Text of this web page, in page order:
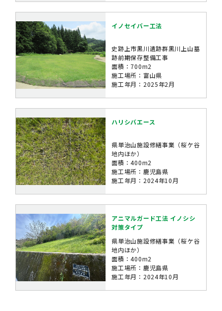
イノセイバー工法
史跡上市黒川遺跡群黒川上山墓
跡前期保存整備工事
面積：700m2
施工場所：富山県
施工年月：2025年2月
ハリシバエース
県単治山施設修繕事業（桜ケ谷
地内ほか）
面積：400m2
施工場所：鹿児島県
施工年月：2024年10月
アニマルガード工法 イノシシ
対策タイプ
県単治山施設修繕事業（桜ケ谷
地内ほか）
面積：400m2
施工場所：鹿児島県
施工年月：2024年10月